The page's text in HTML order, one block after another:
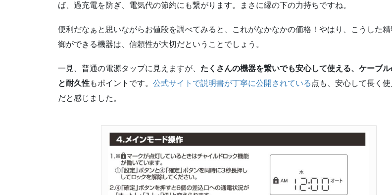
ば、過充電を防ぎ、電気代の節約にも繋がります。まさに縁の下の力持ちですね。
便利だなぁと思いながらお値段を調べてみると、これがなかなかの価格！やはり、こうした精
御ができる機器は、信頼性が大切だということでしょう。
一見、普通の電源タップに見えますが、 たくさんの機器を繋いでも安心して使える、ケーブル
と耐久性もポイントです。 公式サイトで説明書が丁寧に公開されている 点も、安心して長く
だと感じました。